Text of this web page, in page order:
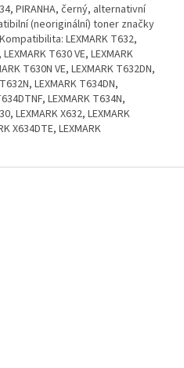
PIRANHA, černý, alternativní
(neoriginální) toner značky
LEXMARK T632,
T630 VE, LEXMARK
T630N VE, LEXMARK T632DN,
LEXMARK T634DN,
LEXMARK T634N,
LEXMARK X632, LEXMARK
X634DTE, LEXMARK